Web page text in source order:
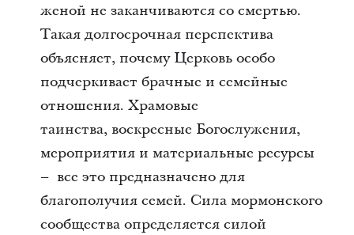
женой не заканчиваются со смертью.
Такая долгосрочная перспектива
объясняет, почему Церковь особо
подчеркивает брачные и семейные
отношения. Храмовые
таинства, воскресные Богослужения,
мероприятия и материальные ресурсы
– все это предназначено для
благополучия семей. Сила мормонского
сообщества определяется силой